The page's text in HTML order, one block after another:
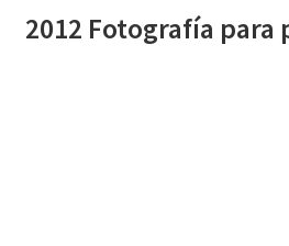
2012 Fotografía para